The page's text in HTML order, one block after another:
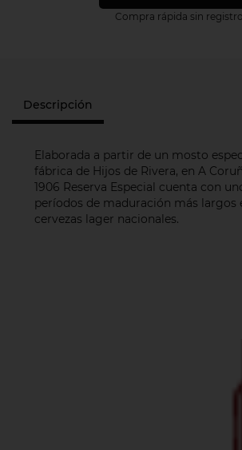
Compra rápida sin registro
Descripción
Elaborada a partir de un mosto
fábrica de Hijos de Rivera, en A
1906 Reserva Especial cuenta con
períodos de maduración más largos
cervezas lager nacionales.